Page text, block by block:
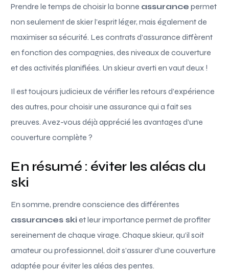
Prendre le temps de choisir la bonne assurance permet
non seulement de skier l’esprit léger, mais également de
maximiser sa sécurité. Les contrats d’assurance diffèrent
en fonction des compagnies, des niveaux de couverture
et des activités planifiées. Un skieur averti en vaut deux !
Il est toujours judicieux de vérifier les retours d’expérience
des autres, pour choisir une assurance qui a fait ses
preuves. Avez-vous déjà apprécié les avantages d’une
couverture complète ?
En résumé : éviter les aléas du
ski
En somme, prendre conscience des différentes
assurances ski et leur importance permet de profiter
sereinement de chaque virage. Chaque skieur, qu’il soit
amateur ou professionnel, doit s’assurer d’une couverture
adaptée pour éviter les aléas des pentes.